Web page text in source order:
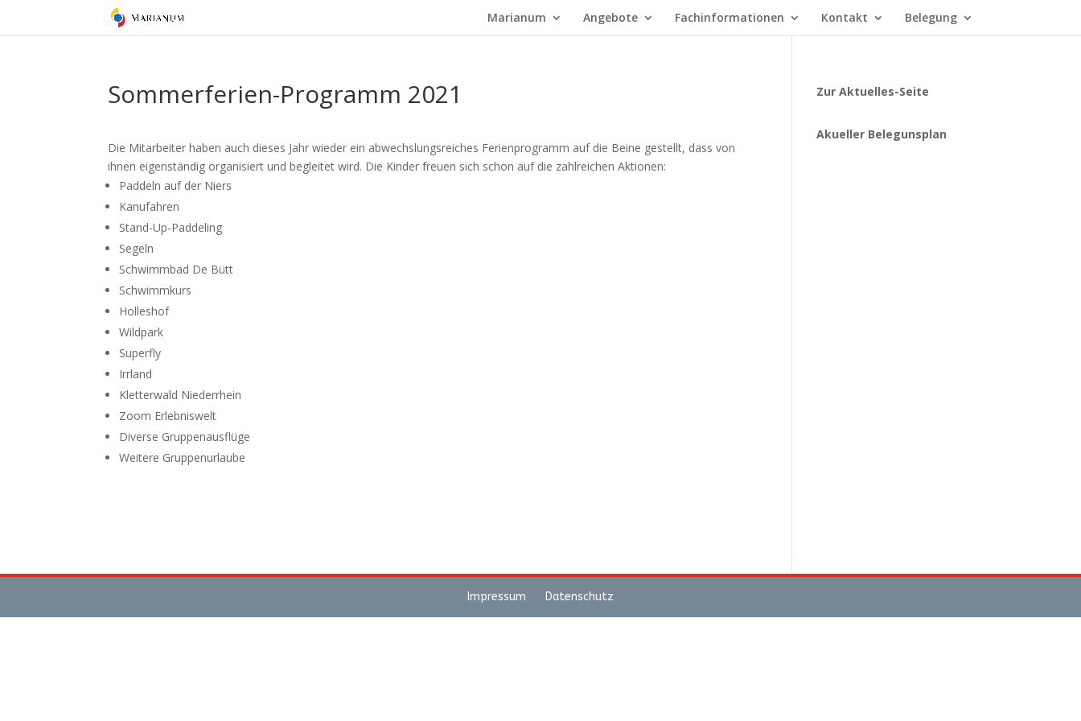
Marianum Angebote Fachinformationen Kontakt Belegung
Sommerferien-Programm 2021
Die Mitarbeiter haben auch dieses Jahr wieder ein abwechslungsreiches Ferienprogramm auf die Beine gestellt, dass von
ihnen eigenständig organisiert und begleitet wird. Die Kinder freuen sich schon auf die zahlreichen Aktionen:
Paddeln auf der Niers
Kanufahren
Stand-Up-Paddeling
Segeln
Schwimmbad De Bütt
Schwimmkurs
Holleshof
Wildpark
Superfly
Irrland
Kletterwald Niederrhein
Zoom Erlebniswelt
Diverse Gruppenausflüge
Weitere Gruppenurlaube
Zur Aktuelles-Seite
Akueller Belegunsplan
Impressum Datenschutz